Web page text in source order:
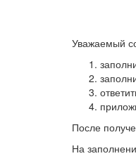
Уважаемый
После
На